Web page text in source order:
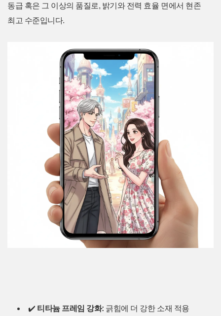
동급 혹은 그 이상의 품질로, 밝기와 전력 효율 면에서 현존
최고 수준입니다.
✔️ 티타늄 프레임 강화: 긁힘에 더 강한 소재 적용